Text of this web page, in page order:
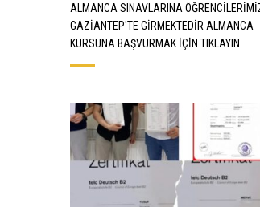
ALMANCA SINAVLARINA
GAZİANTEP'TE GİRMEKTEDİR ALMANCA
KURSUNA BAŞVURMAK İÇİN TIKLAYIN